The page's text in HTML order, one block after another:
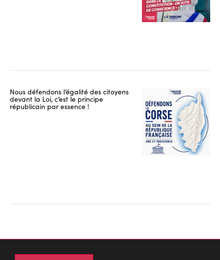
Nous défendons l’égalité des citoyens
devant la Loi, c’est le principe
républicain par essence !